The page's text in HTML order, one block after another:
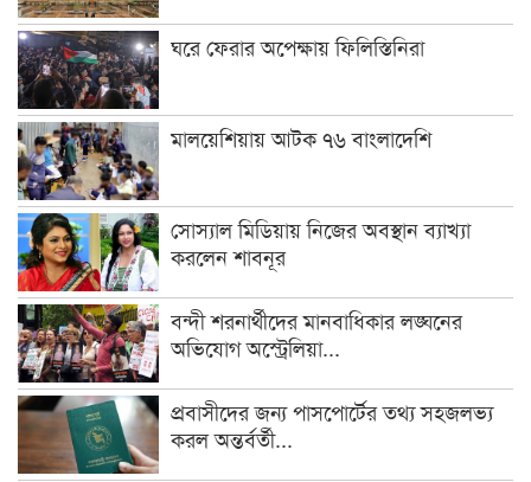
ঘরে ফেরার অপেক্ষায় ফিলিস্তিনিরা
মালয়েশিয়ায় আটক ৭৬ বাংলাদেশি
সোস্যাল মিডিয়ায় নিজের অবস্থান ব্যাখ্যা
করলেন শাবনূর
বন্দী শরনার্থীদের মানবাধিকার লঙ্ঘনের
অভিযোগ অস্ট্রেলিয়া...
প্রবাসীদের জন্য পাসপোর্টের তথ্য সহজলভ্য
করল অন্তর্বর্তী...